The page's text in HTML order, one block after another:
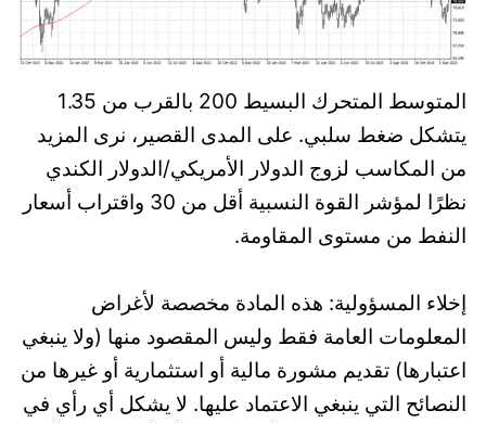
المتوسط ​​المتحرك البسيط 200 بالقرب من 1.35
يتشكل ضغط سلبي. على المدى القصير، نرى المزيد
من المكاسب لزوج الدولار الأمريكي/الدولار الكندي
نظرًا لمؤشر القوة النسبية أقل من 30 واقتراب أسعار
النفط من مستوى المقاومة.
إخلاء المسؤولية: هذه المادة مخصصة لأغراض
المعلومات العامة فقط وليس المقصود منها (ولا ينبغي
اعتبارها) تقديم مشورة مالية أو استثمارية أو غيرها من
النصائح التي ينبغي الاعتماد عليها. لا يشكل أي رأي في